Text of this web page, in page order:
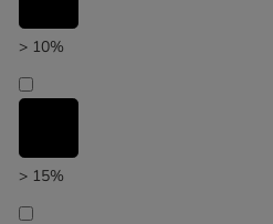
> 10%
> 15%